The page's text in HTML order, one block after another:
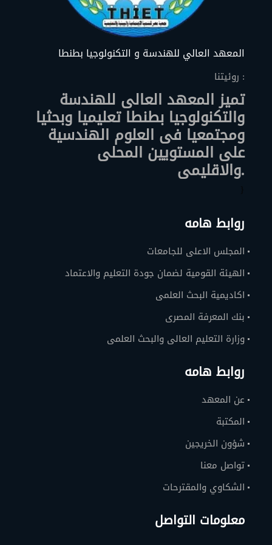
المعهد العالي للهندسة و التكنولوجيا بطنطا
روئيتنا :
والتكنولوجيا بطنطا تعليميا وبحثيا
ومجتمعيا فى العلوم الهندسية
على المستويين المحلى
والاقليمى.
روابط هامه
المجلس الاعلى للجامعات
الهيئة القومية لضمان جودة التعليم والاعتماد
اكاديمية البحث العلمى
بنك المعرفة المصرى
وزارة التعليم العالى والبحث العلمى
روابط هامه
عن المعهد
المكتبة
شؤون الخريجين
تواصل معنا
الشكاوي والمقترحات
معلومات التواصل